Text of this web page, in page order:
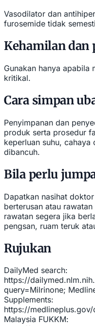
Vasodilator dan
furosemide tidak
Kehamilan dan
Gunakan hanya apabila
kritikal.
Cara simpan
Penyimpanan dan
produk serta prosedur
keperluan suhu, cahaya
dibancuh.
Bila perlu
Dapatkan nasihat
berterusan atau
rawatan segera jika
pengsan, ruam teruk
Rujukan
DailyMed search:
https://
query=Milrinone;
Supplements:
https://
Malaysia FUKKM: